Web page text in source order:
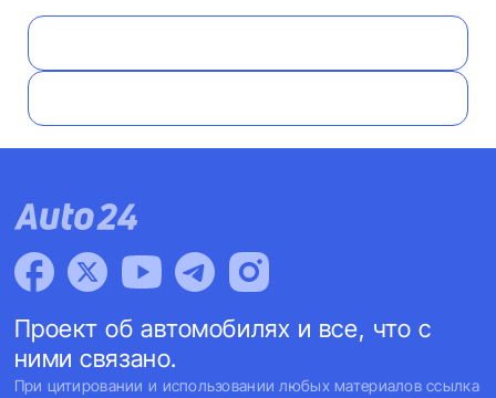
Проект об автомобилях и все, что с
ними связано.
При цитировании и использовании любых материалов ссылка